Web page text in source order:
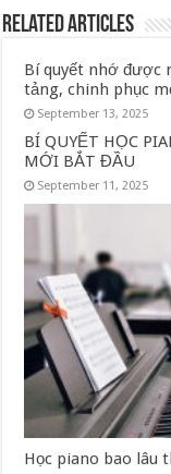
Related Articles
Bí quyết nhớ được
tảng, chinh phục
September 13, 2025
BÍ QUYẾT HỌC
MỚI BẮT ĐẦU
September 11, 2025
Học piano bao lâu